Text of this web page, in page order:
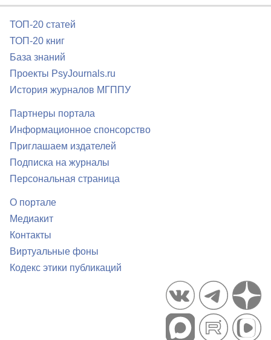
ТОП-20 статей
ТОП-20 книг
База знаний
Проекты PsyJournals.ru
История журналов МГППУ
Партнеры портала
Информационное спонсорство
Приглашаем издателей
Подписка на журналы
Персональная страница
О портале
Медиакит
Контакты
Виртуальные фоны
Кодекс этики публикаций